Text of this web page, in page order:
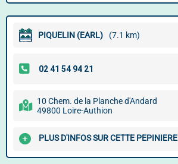
PIQUELIN (EARL) (7.1 km)
10 Chem. de la Planche d'Andard
49800 Loire-Authion
PLUS D'INFOS SUR CETTE PEPINIERE